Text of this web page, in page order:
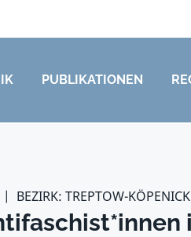
PUBLIKATIONEN
BEZIRK: TREPTOW-KÖPENICK